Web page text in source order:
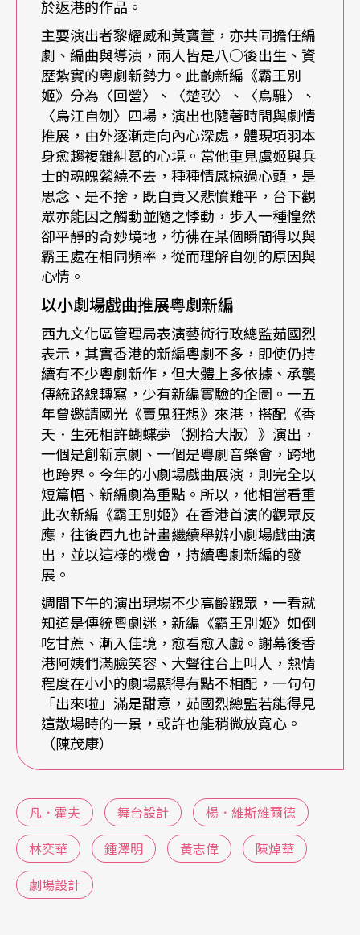
空間。
維斯維爾德、凡．霍夫及服裝設計安．黛斯（An
D’Huys），三位共識多年的合作夥伴，為這個以
德國上流社會家族在納粹逐步掌權、恐懼悄悄降臨
前，彼此爭權奪利、不擇手段，最終步向衰亡的故
事，找到了一個關鍵字：儀式，邪惡與權力的儀
式。維斯維爾德便將舞台劃分區塊：從右舞台到左
舞台，分別是衣帽架和一整排化妝台、一塊塊像床
一樣沒有扶手的沙發、偌大且毫無道具置於其上的
正中央舞台空間，以及位於左側一個連著一個的棺
材。角色從右舞台出現、在左舞台死亡，一個生命
的過程，即是一種儀式。
在這齣戲的許多死亡場景中，通常沒有任何台詞，
同時卻滿溢著能量。角色默默地在樂曲的陪襯下開
始移動，在所有人眼前、穿越舞台、步入棺材，
「音樂也為我們設置了這個儀式，不用言語即能了
解發生了什麼事。」維斯維爾德說，這樣的景象在
戲中一再出現，一次又一次地牽引著情緒，「沒有
重複就不算儀式。」維斯維爾德說，「歷史正是如
此。」林奕華也說。不管在《納粹狂魔》或另外兩
個製作《羅馬悲劇》和《戰爭之王》中，都能看見
儀式的型態與死亡的關連。
在討論《納粹狂魔》的即時影像與現場拍攝時，時
常為劇團拍攝劇照的維斯維爾德也自陳，其實很喜
歡在攝影機上架設強光所拍出來的效果，好似狗仔
隊的感覺，那會使其所聚焦的人物身體或物件上，
出現一種獨特的光暈並製造頗具戲劇性的陰影。
「舞台上有那麼多即時攝影人員，攝影機上又有光
源，這樣不會擔心失焦嗎？」有人問。
於返港的作品。
主要演出者黎耀威和黃寶萱，亦共同擔任編
劇、編曲與導演，兩人皆是八○後出生、資
歷紮實的粵劇新勢力。此齣新編《霸王別
姬》分為〈回營〉、〈楚歌〉、〈烏騅〉、
〈烏江自刎〉四場，演出也隨著時間與劇情
推展，由外逐漸走向內心深處，體現項羽本
身愈趨複雜糾葛的心境。當他重見虞姬與兵
士的魂魄縈繞不去，種種情感掠過心頭，是
思念、是不捨，既自責又悲憤難平，台下觀
眾亦能因之觸動並隨之悸動，步入一種惶然
卻平靜的奇妙境地，彷彿在某個瞬間得以與
霸王處在相同頻率，從而理解自刎的原因與
心情。
以小劇場戲曲推展粵劇新編
西九文化區管理局表演藝術行政總監茹國烈
表示，其實香港的新編粵劇不多，即使仍持
續有不少粵劇新作，但大體上多依據、承襲
傳統路線轉寫，少有新編實驗的企圖。一五
年曾邀請國光《賣鬼狂想》來港，搭配《香
夭．生死相許蝴蝶夢（捌拾大版）》演出，
一個是創新京劇、一個是粵劇音樂會，跨地
也跨界。今年的小劇場戲曲展演，則完全以
短篇幅、新編劇為重點。所以，他相當看重
此次新編《霸王別姬》在香港首演的觀眾反
應，往後西九也計畫繼續舉辦小劇場戲曲演
出，並以這樣的機會，持續粵劇新編的發
展。
週間下午的演出現場不少高齡觀眾，一看就
知道是傳統粵劇迷，新編《霸王別姬》如倒
吃甘蔗、漸入佳境，愈看愈入戲。謝幕後香
港阿姨們滿臉笑容、大聲往台上叫人，熱情
程度在小小的劇場顯得有點不相配，一句句
「出來啦」滿是甜意，茹國烈總監若能得見
這散場時的一景，或許也能稍微放寬心。
（陳茂康）
凡．霍夫 舞台設計
楊．維斯維爾德
林奕華
鍾澤明 黃志偉
陳焯華
劇場設計